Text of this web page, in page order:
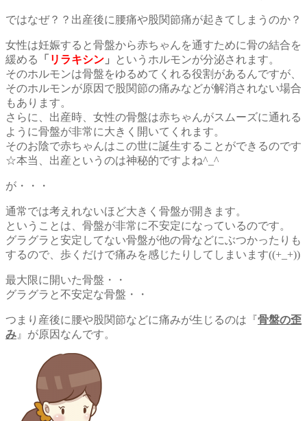
ではなぜ？？出産後に腰痛や股関節痛が起きてしまうのか？
女性は妊娠すると骨盤から赤ちゃんを通すために骨の結合を
緩める
「 リラキシン 」
というホルモンが分泌されます。
そのホルモンは骨盤をゆるめてくれる役割があるんですが、
そのホルモンが原因で股関節の痛みなどが解消されない場合
もあります。
さらに、出産時、女性の骨盤は赤ちゃんがスムーズに通れる
ように骨盤が非常に大きく開いてくれます。
そのお陰で赤ちゃんはこの世に誕生することができるのです
☆本当、出産というのは神秘的ですよね^_^
が・・・
通常では考えれないほど大きく骨盤が開きます。
ということは、骨盤が非常に不安定になっているのです。
グラグラと安定してない骨盤が他の骨などにぶつかったりも
するので、歩くだけで痛みを感じたりしてしまいます((+_+))
最大限に開いた骨盤・・
グラグラと不安定な骨盤・・
つまり産後に腰や股関節などに痛みが生じるのは『骨盤の歪
み 』が原因なんです。